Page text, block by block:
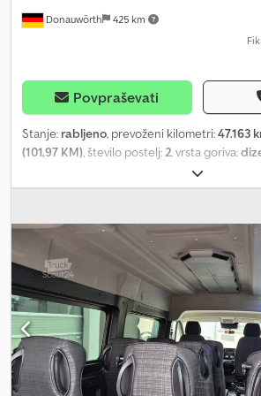
Donauwörth 425 km
Povpraševati
Stanje: rabljeno, prevoženi kilometri:47.163
(101,97 KM), število postelj:2, vrsta goriva:
, prva registracija:
4.403 mm, skupna širina:1.848 mm, skupna
kg, Leto izdelave:2022, Oprema:ABS,
elektronski program stabilnosti (ESP), filter
rabljena vozila, klimatska naprava,
grelec, - Interna št. 33.66 - Camping modul
levo s pregibnim koritom in 10-litrskim
z iztočnim pipo, izvlek desno za opcijsko
odstranljivi zaboji za shranjevanje (18 litrov
modul za camping modul M 1950 mm x 1200
na kartuše Camp Bisto DLX Dcjdjzgpykopfx